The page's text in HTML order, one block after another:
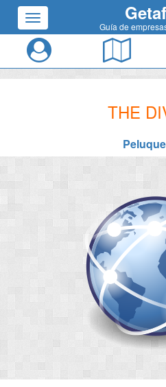
Guía de
THE